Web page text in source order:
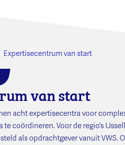
Expertisecentrum van start
van start
acht expertisecentra voor
coördineren. Voor de regio’s
als opdrachtgever vanuit VWS.